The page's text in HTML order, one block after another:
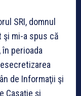
SRI, domnul
şi mi-a spus că
perioada
de Informaţii şi
Casaţie şi